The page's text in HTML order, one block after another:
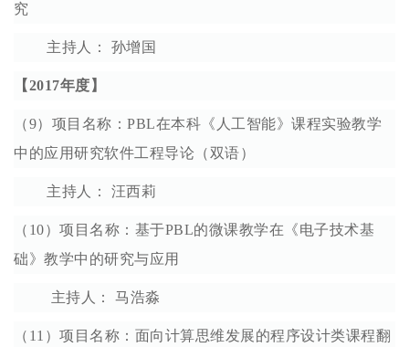
究
主持人： 孙增国
【2017年度】
（9）项目名称：PBL在本科《人工智能》课程实验教学
中的应用研究软件工程导论（双语）
主持人： 汪西莉
（10）项目名称：基于PBL的微课教学在《电子技术基
础》教学中的研究与应用
主持人： 马浩淼
（11）项目名称：面向计算思维发展的程序设计类课程翻